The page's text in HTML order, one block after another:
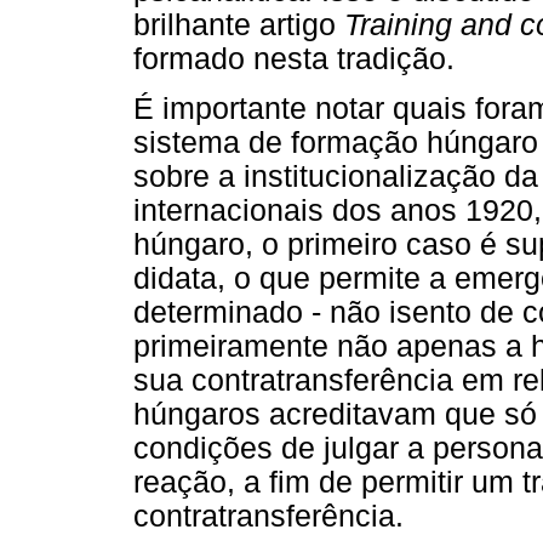
brilhante artigo Training and
formado nesta tradição.
É importante notar quais
sistema de formação
sobre a institucionalização
internacionais dos anos
húngaro, o primeiro caso é
didata, o que permite a
determinado - não isento de
primeiramente não apenas a
sua contratransferência em
húngaros acreditavam que
condições de julgar a
reação, a fim de permitir um
contratransferência.